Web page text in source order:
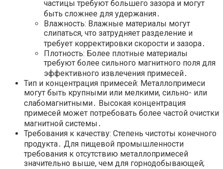
частицы требуют большего зазора и могут
быть сложнее для удержания․
Влажность: Влажные материалы могут
слипаться, что затрудняет разделение и
требует корректировки скорости и зазора․
Плотность: Более плотные материалы
требуют более сильного магнитного поля для
эффективного извлечения примесей․
Тип и концентрация примесей: Металлопримеси
могут быть крупными или мелкими, сильно- или
слабомагнитными․ Высокая концентрация
примесей может потребовать более частой очистки
магнитной системы․
Требования к качеству: Степень чистоты конечного
продукта․ Для пищевой промышленности
требования к отсутствию металлопримесей
значительно выше, чем для горнодобывающей;